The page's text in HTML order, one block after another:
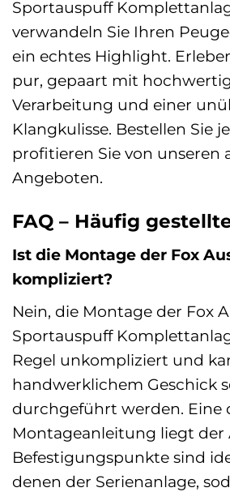
Sportauspuff
verwandeln Sie Ihren
ein echtes Highlight.
pur, gepaart mit
Verarbeitung und einer
Klangkulisse. Bestellen Sie
profitieren Sie von unseren
Angeboten.
FAQ – Häufig
Ist die Montage der Fox
kompliziert?
Nein, die Montage der Fox
Sportauspuff
Regel unkompliziert und
handwerklichem Geschick
durchgeführt werden. Eine
Montageanleitung liegt der
Befestigungspunkte sind
denen der Serienanlage,